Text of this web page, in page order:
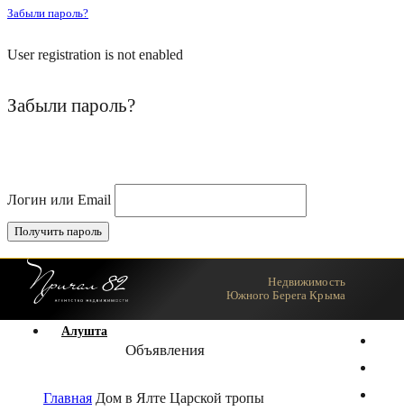
Забыли пароль?
User registration is not enabled
Забыли пароль?
Логин или Email
Ялта
Алушта
Недвижимость
Южного Берега Крыма
Объявления
Главная Дом в Ялте Царской тропы